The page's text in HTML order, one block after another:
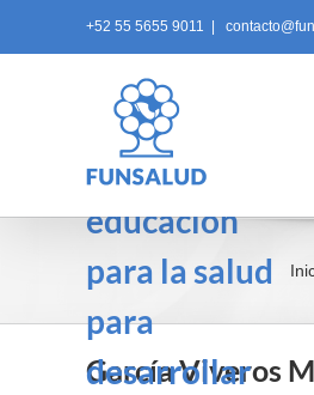
+52 55 5655 9011
para
prevenir y
convivir.
Programa de
educación
para la salud
para
desarrollar
García Viveros